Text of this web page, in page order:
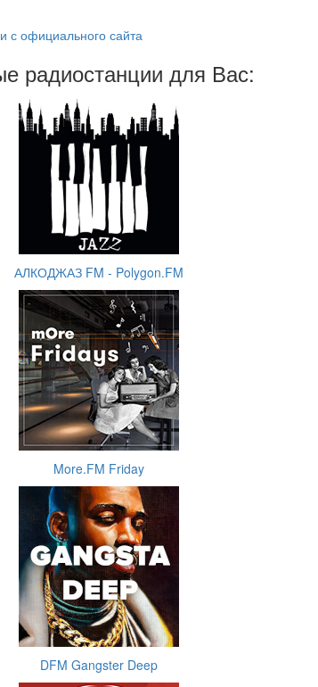
с официального сайта
радиостанции для Вас:
АЛКОДЖАЗ FM - Polygon.FM
More.FM Friday
DFM Gangster Deep